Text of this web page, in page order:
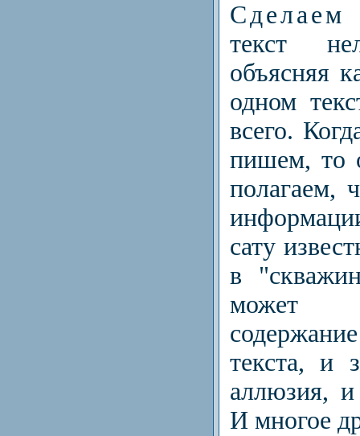
Сделаем
текст
объясняя
одном
всего.
пишем, то
полагаем,
сату
в
может
текста, и
аллюзия, и
И мно­гое